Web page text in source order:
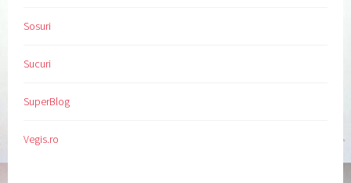
Sosuri
Sucuri
SuperBlog
Vegis.ro